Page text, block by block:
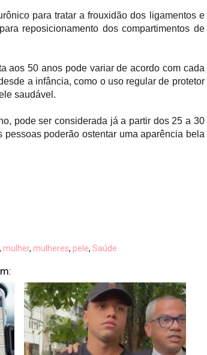
para tratar a frouxidão dos ligamentos e
reposicionamento dos compartimentos de
aos 50 anos pode variar de acordo com cada
a infância, como o uso regular de protetor
saudável.
pode ser considerada já a partir dos 25 a 30
poderão ostentar uma aparência bela
, mulher, mulheres, pele, Saúde